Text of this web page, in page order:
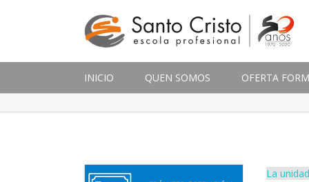
INICIO QUEN SOMOS OFERTA
La